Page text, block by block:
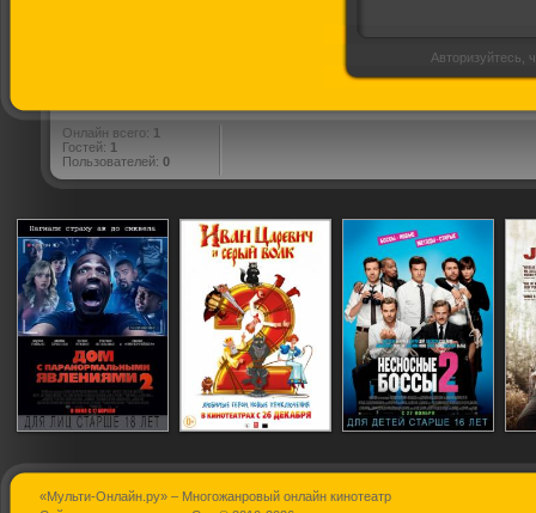
Авторизуйтесь,
Онлайн всего: 1
Гостей: 1
Пользователей: 0
«Мульти-Онлайн.ру» – Многожанровый онлайн кинотеатр